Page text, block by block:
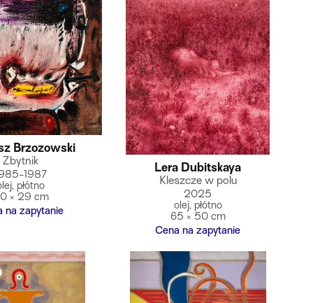
Brzozowski
Zbytnik
1987
płótno
× 29 cm
na zapytanie
Lera Dubitskaya
Kleszcze w polu
2025
olej, płótno
65 × 50 cm
Cena na zapytanie